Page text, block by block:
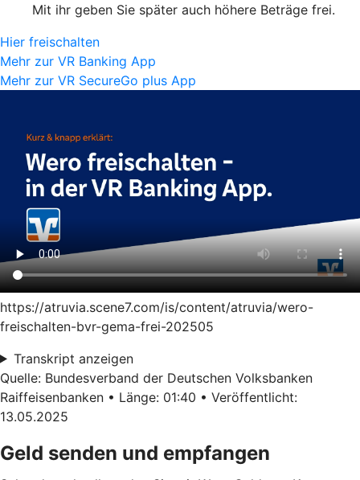
Mit ihr geben Sie später auch höhere Beträge frei.
Hier freischalten
Mehr zur VR Banking App
Mehr zur VR SecureGo plus App
https://atruvia.scene7.com/is/content/atruvia/wero-
freischalten-bvr-gema-frei-202505
Transkript anzeigen
Quelle: Bundesverband der Deutschen Volksbanken
Raiffeisenbanken • Länge: 01:40 • Veröffentlicht:
13.05.2025
Geld senden und empfangen